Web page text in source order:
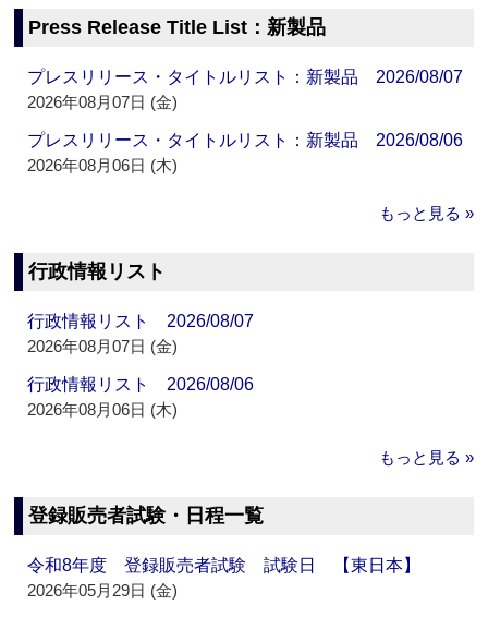
Press Release Title List：新製品
プレスリリース・タイトルリスト：新製品 2026/08/07
2026年08月07日 (金)
プレスリリース・タイトルリスト：新製品 2026/08/06
2026年08月06日 (木)
もっと見る »
行政情報リスト
行政情報リスト 2026/08/07
2026年08月07日 (金)
行政情報リスト 2026/08/06
2026年08月06日 (木)
もっと見る »
登録販売者試験・日程一覧
令和8年度 登録販売者試験 試験日 【東日本】
2026年05月29日 (金)